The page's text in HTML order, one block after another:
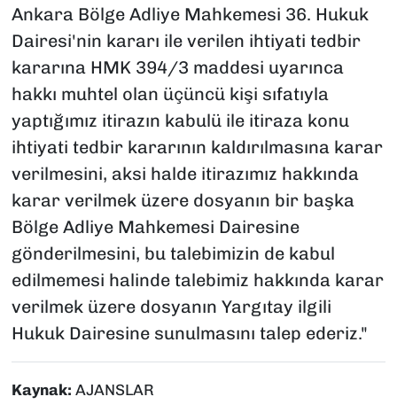
Ankara Bölge Adliye Mahkemesi 36. Hukuk
Dairesi'nin kararı ile verilen ihtiyati tedbir
kararına HMK 394/3 maddesi uyarınca
hakkı muhtel olan üçüncü kişi sıfatıyla
yaptığımız itirazın kabulü ile itiraza konu
ihtiyati tedbir kararının kaldırılmasına karar
verilmesini, aksi halde itirazımız hakkında
karar verilmek üzere dosyanın bir başka
Bölge Adliye Mahkemesi Dairesine
gönderilmesini, bu talebimizin de kabul
edilmemesi halinde talebimiz hakkında karar
verilmek üzere dosyanın Yargıtay ilgili
Hukuk Dairesine sunulmasını talep ederiz."
Kaynak: AJANSLAR